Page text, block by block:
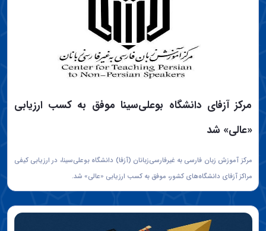
مرکز آزفای دانشگاه بوعلی‌سینا موفق به کسب ارزیابی
«عالی» شد
مرکز آموزش زبان فارسی به غیرفارسی‌زبانان (آزفا) دانشگاه بوعلی‌سینا، در ارزیابی کیفی
مراکز آزفای دانشگاه‌های کشور، موفق به کسب ارزیابی «عالی» شد.